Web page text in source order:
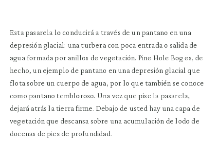
Esta pasarela lo conducirá a través de un pantano en una
depresión glacial: una turbera con poca entrada o salida de
agua formada por anillos de vegetación. Pine Hole Bog es, de
hecho, un ejemplo de pantano en una depresión glacial que
flota sobre un cuerpo de agua, por lo que también se conoce
como pantano tembloroso. Una vez que pise la pasarela,
dejará atrás la tierra firme. Debajo de usted hay una capa de
vegetación que descansa sobre una acumulación de lodo de
docenas de pies de profundidad.